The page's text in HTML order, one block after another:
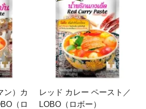
ン）カ
（ロ
レッド カレー ペースト／
LOBO（ロボー）